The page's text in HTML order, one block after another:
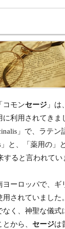
コモンセージ 」は
に利用されてきま
」で、ラテン
と、「薬用の」
すると言われてい
ヨーロッパで、ギ
用されていました
なく、神聖な儀式
から、 セージは